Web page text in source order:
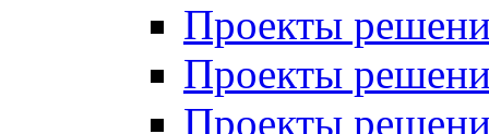
Проекты
Проекты
Проекты